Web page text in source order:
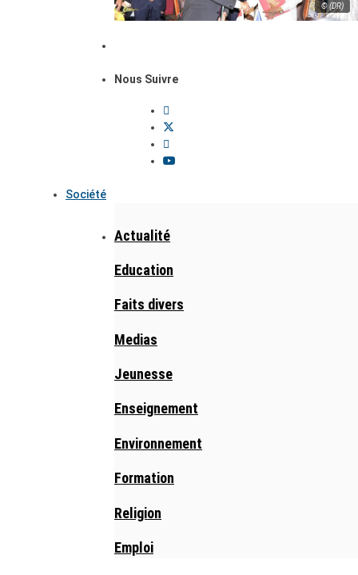
© (DR)
Nous Suivre
Société
Actualité
Education
Faits divers
Medias
Jeunesse
Enseignement
Environnement
Formation
Religion
Emploi